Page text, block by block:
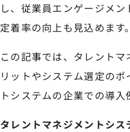
し、従業員エンゲージメ
定着率の向上も見込めます。
この記事では、タレント
リットやシステム選定の
トシステムの企業での導入
タレントマネジメントシ